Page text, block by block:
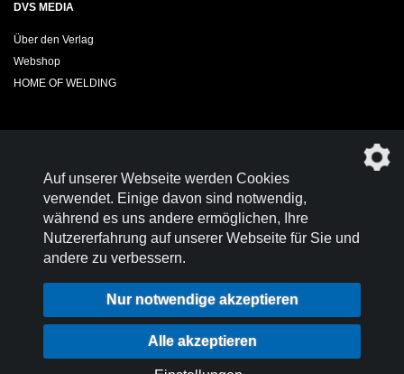
DVS MEDIA
Über den Verlag
Webshop
HOME OF WELDING
Werden SieMitglied im DVS!
Nutzungsbedingungen
Impressum
Auf unserer Webseite werden Cookies
verwendet. Einige davon sind notwendig,
während es uns andere ermöglichen, Ihre
Nutzererfahrung auf unserer Webseite für Sie und
andere zu verbessern.
Nur notwendige akzeptieren
Alle akzeptieren